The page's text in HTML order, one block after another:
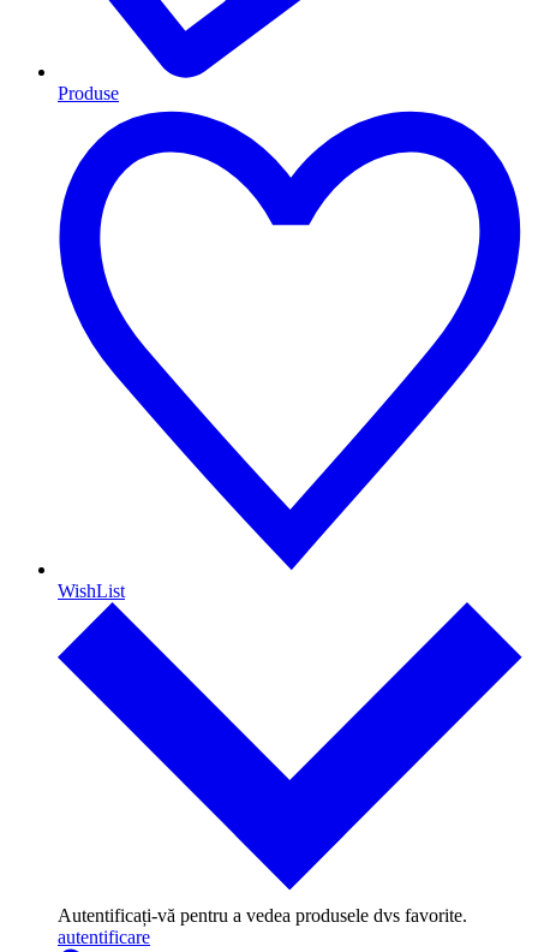
Produse
WishList
Autentificați-vă pentru a vedea produsele dvs favorite.
autentificare